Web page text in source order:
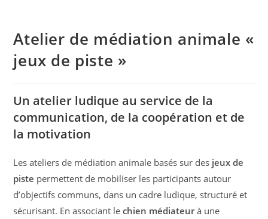
Atelier de médiation animale «
jeux de piste »
Un atelier ludique au service de la
communication, de la coopération et de
la motivation
Les ateliers de médiation animale basés sur des jeux de
piste permettent de mobiliser les participants autour
d’objectifs communs, dans un cadre ludique, structuré et
sécurisant. En associant lechien médiateurà une